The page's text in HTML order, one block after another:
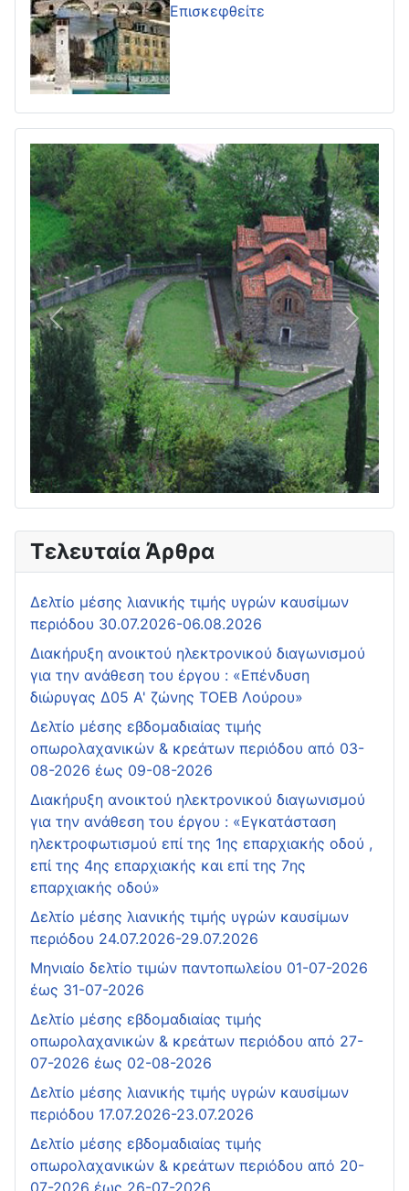
Επισκεφθείτε
Πίσω
Τελευταία Άρθρα
Δελτίο μέσης λιανικής τιμής υγρών καυσίμων
περιόδου 30.07.2026-06.08.2026
Διακήρυξη ανοικτού ηλεκτρονικού διαγωνισμού
για την ανάθεση του έργου : «Επένδυση
διώρυγας Δ05 Α' ζώνης ΤΟΕΒ Λούρου»
Δελτίο μέσης εβδομαδιαίας τιμής
οπωρολαχανικών & κρεάτων περιόδου από 03-
08-2026 έως 09-08-2026
Διακήρυξη ανοικτού ηλεκτρονικού διαγωνισμού
για την ανάθεση του έργου : «Εγκατάσταση
ηλεκτροφωτισμού επί της 1ης επαρχιακής οδού ,
επί της 4ης επαρχιακής και επί της 7ης
επαρχιακής οδού»
Δελτίο μέσης λιανικής τιμής υγρών καυσίμων
περιόδου 24.07.2026-29.07.2026
Μηνιαίο δελτίο τιμών παντοπωλείου 01-07-2026
έως 31-07-2026
Δελτίο μέσης εβδομαδιαίας τιμής
οπωρολαχανικών & κρεάτων περιόδου από 27-
07-2026 έως 02-08-2026
Δελτίο μέσης λιανικής τιμής υγρών καυσίμων
περιόδου 17.07.2026-23.07.2026
Δελτίο μέσης εβδομαδιαίας τιμής
οπωρολαχανικών & κρεάτων περιόδου από 20-
07-2026 έως 26-07-2026